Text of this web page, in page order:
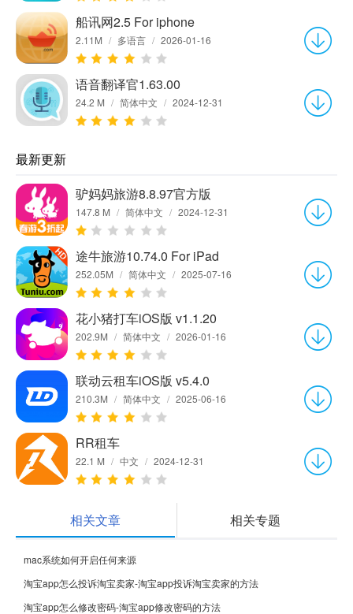
船讯网2.5 For iphone
2.11M / 多语言 / 2026-01-16
语音翻译官1.63.00
24.2 M / 简体中文 / 2024-12-31
最新更新
驴妈妈旅游8.8.97官方版
147.8 M / 简体中文 / 2024-12-31
途牛旅游10.74.0 For iPad
252.05M / 简体中文 / 2025-07-16
花小猪打车iOS版 v1.1.20
202.9M / 简体中文 / 2026-01-16
联动云租车iOS版 v5.4.0
210.3M / 简体中文 / 2025-06-16
RR租车
22.1 M / 中文 / 2024-12-31
相关文章 相关专题
mac系统如何开启任何来源
淘宝app怎么投诉淘宝卖家-淘宝app投诉淘宝卖家的方法
淘宝app怎么修改密码-淘宝app修改密码的方法